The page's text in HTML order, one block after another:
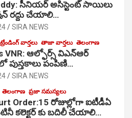
సీనియర్ అసిస్టెంట్ సాయిలు
రద్దు చేయాలి…
SIRA NEWS
ట్రేండింగ్ వార్తలు తాజా వార్తలు తెలంగాణ
VNR: ఆల్ఫోర్స్ విఎన్ఆర్
పుస్తకాలు పంపిణి…
SIRA NEWS
తెలంగాణ ప్రజా సమస్యలు
Order:15 రోజుల్లోగా ఐటీడీఏ
కలెక్టర్ కు బదిలీ చేయాలి…